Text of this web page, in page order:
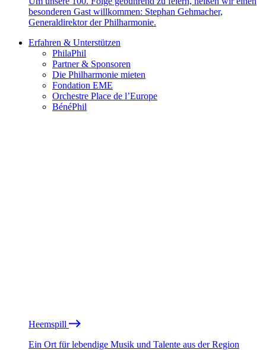
besonderen Gast willkommen: Stephan Gehmacher,
Generaldirektor der Philharmonie.
Erfahren & Unterstützen
PhilaPhil
Partner & Sponsoren
Die Philharmonie mieten
Fondation EME
Orchestre Place de l’Europe
BénéPhil
Heemspill
Ein Ort für lebendige Musik und Talente aus der Region